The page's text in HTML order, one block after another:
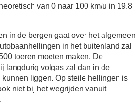
van 0 naar 100 km/u in 19.8
in de bergen gaat over het algemeen
in het buitenland zal
toeren moeten maken. De
langdurig volgas zal dan in de
kunnen liggen. Op steile hellingen is
niet bij het wegrijden vanuit